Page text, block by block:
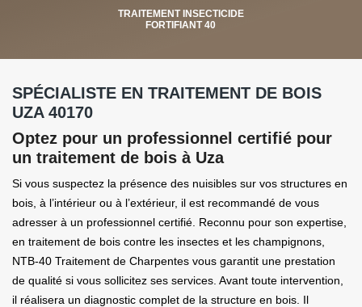
TRAITEMENT INSECTICIDE
FORTIFIANT 40
SPÉCIALISTE EN TRAITEMENT DE BOIS
UZA 40170
Optez pour un professionnel certifié pour
un traitement de bois à Uza
Si vous suspectez la présence des nuisibles sur vos structures en
bois, à l’intérieur ou à l’extérieur, il est recommandé de vous
adresser à un professionnel certifié. Reconnu pour son expertise,
en traitement de bois contre les insectes et les champignons,
NTB-40 Traitement de Charpentes vous garantit une prestation
de qualité si vous sollicitez ses services. Avant toute intervention,
il réalisera un diagnostic complet de la structure en bois. Il